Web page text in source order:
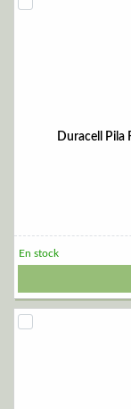
Duracell Pila
En stock